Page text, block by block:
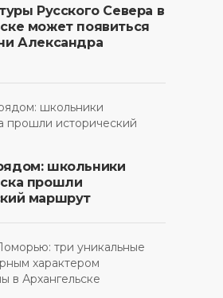
Русского Севера в
может появиться
Александра
школьники
прошли
маршрут